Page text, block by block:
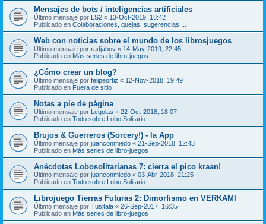
Mensajes de bots / inteligencias artificiales
Último mensaje por LS2 « 13-Oct-2019, 18:42
Publicado en Colaboraciones, quejas, sugerencias,...
Web con noticias sobre el mundo de los librosjuegos
Último mensaje por radjabov « 14-May-2019, 22:45
Publicado en Más series de libro-juegos
¿Cómo crear un blog?
Último mensaje por felipeortiz « 12-Nov-2018, 19:49
Publicado en Fuera de sitio
Notas a pie de página
Último mensaje por Legolas « 22-Oct-2018, 18:07
Publicado en Todo sobre Lobo Solitario
Brujos & Guerreros (Sorcery!) - la App
Último mensaje por juanconmiedo « 21-Sep-2018, 12:43
Publicado en Más series de libro-juegos
Anécdotas Lobosolitarianas 7: cierra el pico kraan!
Último mensaje por juanconmiedo « 03-Abr-2018, 21:25
Publicado en Todo sobre Lobo Solitario
Librojuego Tierras Futuras 2: Dimorfismo en VERKAMI
Último mensaje por Tusitala « 26-Sep-2017, 16:35
Publicado en Más series de libro-juegos